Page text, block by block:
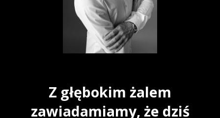
Z głębokim żalem
zawiadamiamy, że dziś